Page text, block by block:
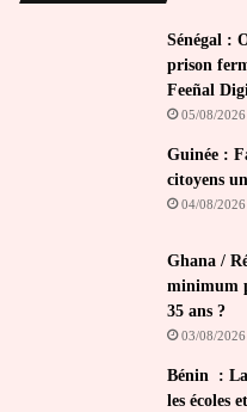
Sénégal :
prison
Feeñal
05/08/2026
Guinée :
citoyens
04/08/2026
Ghana /
minimum
35 ans ?
03/08/2026
Bénin :
les écoles